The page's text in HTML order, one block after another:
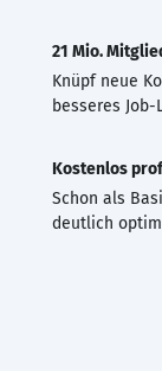
21 Mio.
Knüpf neue
besseres Job-
Kostenlos
Schon als
deutlich